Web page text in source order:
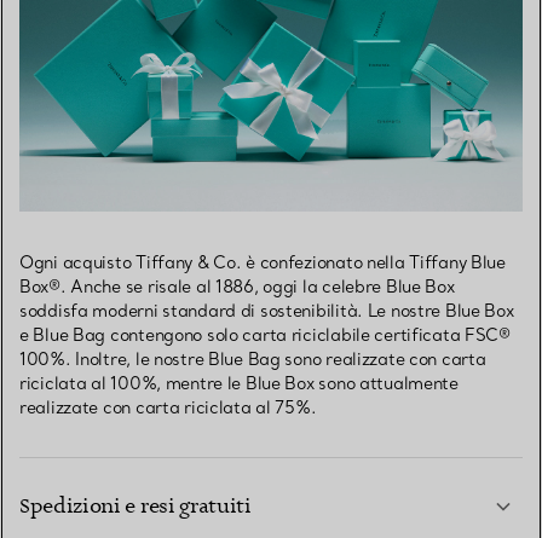
Ogni acquisto Tiffany & Co. è confezionato nella Tiffany Blue
Box®. Anche se risale al 1886, oggi la celebre Blue Box
soddisfa moderni standard di sostenibilità. Le nostre Blue Box
e Blue Bag contengono solo carta riciclabile certificata FSC®
100%. Inoltre, le nostre Blue Bag sono realizzate con carta
riciclata al 100%, mentre le Blue Box sono attualmente
realizzate con carta riciclata al 75%.
Spedizioni e resi gratuiti